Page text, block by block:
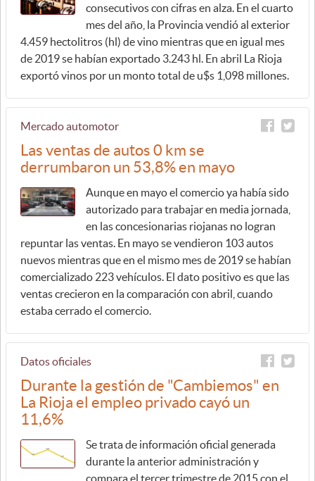
consecutivos con cifras en alza. En el cuarto
mes del año, la Provincia vendió al exterior
4.459 hectolitros (hl) de vino mientras que en igual mes
de 2019 se habían exportado 3.243 hl. En abril La Rioja
exportó vinos por un monto total de u$s 1,098 millones.
Mercado automotor
Las ventas de autos 0 km se
derrumbaron un 53,8% en mayo
Aunque en mayo el comercio ya había sido
autorizado para trabajar en media jornada,
en las concesionarias riojanas no logran
repuntar las ventas. En mayo se vendieron 103 autos
nuevos mientras que en el mismo mes de 2019 se habían
comercializado 223 vehículos. El dato positivo es que las
ventas crecieron en la comparación con abril, cuando
estaba cerrado el comercio.
Datos oficiales
Durante la gestión de "Cambiemos" en
La Rioja el empleo privado cayó un
11,6%
Se trata de información oficial generada
durante la anterior administración y
compara el tercer trimestre de 2015 con el